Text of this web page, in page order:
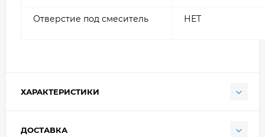
Отверстие под смеситель НЕТ
ХАРАКТЕРИСТИКИ
ДОСТАВКА